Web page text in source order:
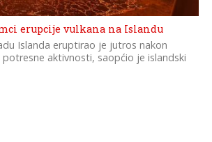
erupcije vulkana na Islandu
Islanda eruptirao je jutros nakon
potresne aktivnosti, saopćio je islandski